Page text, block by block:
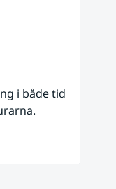
i både tid